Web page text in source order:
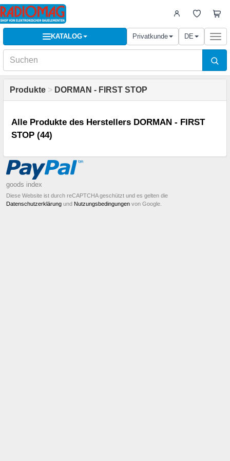
KATALOG Privatkunde DE
Produkte > DORMAN - FIRST STOP
Alle Produkte des Herstellers DORMAN - FIRST
STOP (44)
goods index
Diese Website ist durch reCAPTCHA geschützt und es gelten die
Datenschutzerklärung und Nutzungsbedingungen von Google.